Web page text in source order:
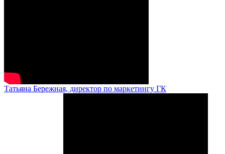
Татьяна Бережная, директор по маркетингу ГК